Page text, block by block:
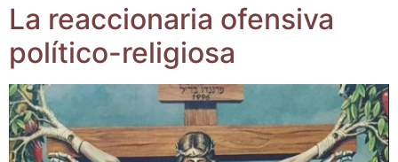
La reac­cio­na­ria ofen­si­va
político-religiosa